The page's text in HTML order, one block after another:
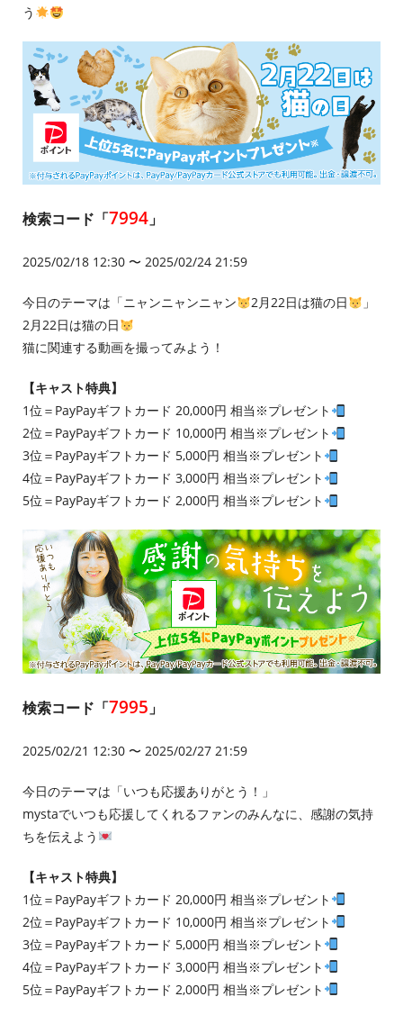
う
検索コード「7994 」
2025/02/18 12:30 〜 2025/02/24 21:59
今日のテーマは「ニャンニャンニャン 2月22日は猫の日
」
2月22日は猫の日
猫に関連する動画を撮ってみよう！
【キャスト特典】
1位＝PayPayギフトカード 20,000円 相当※プレゼント
2位＝PayPayギフトカード 10,000円 相当※プレゼント
3位＝PayPayギフトカード 5,000円 相当※プレゼント
4位＝PayPayギフトカード 3,000円 相当※プレゼント
5位＝PayPayギフトカード 2,000円 相当※プレゼント
検索コード「7995 」
2025/02/21 12:30 〜 2025/02/27 21:59
今日のテーマは「いつも応援ありがとう！」
mystaでいつも応援してくれるファンのみんなに、感謝の気持
ちを伝えよう
【キャスト特典】
1位＝PayPayギフトカード 20,000円 相当※プレゼント
2位＝PayPayギフトカード 10,000円 相当※プレゼント
3位＝PayPayギフトカード 5,000円 相当※プレゼント
4位＝PayPayギフトカード 3,000円 相当※プレゼント
5位＝PayPayギフトカード 2,000円 相当※プレゼント